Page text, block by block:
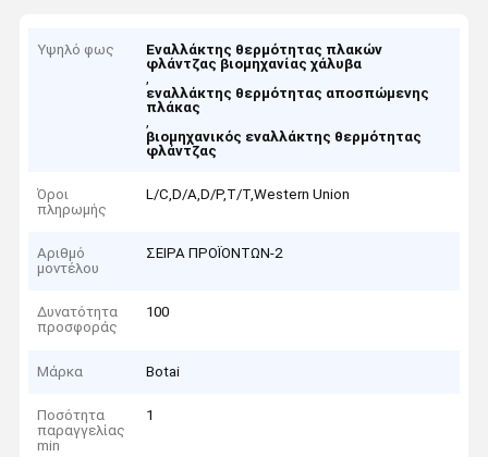
Υψηλό φως
Εναλλάκτης θερμότητας πλακών
φλάντζας βιομηχανίας χάλυβα
,
εναλλάκτης θερμότητας αποσπώμενης
πλάκας
,
βιομηχανικός εναλλάκτης θερμότητας
φλάντζας
Όροι
πληρωμής
L/C,D/A,D/P,T/T,Western Union
Αριθμό
μοντέλου
ΣΕΙΡΑ ΠΡΟΪΟΝΤΩΝ-2
Δυνατότητα
προσφοράς
100
Μάρκα Botai
Ποσότητα
παραγγελίας
min
1